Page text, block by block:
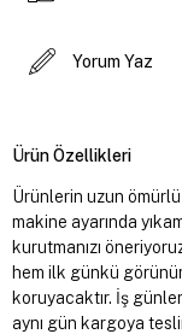
Yorum Yaz
Ürün Özellikleri
Ürünlerin uzun
makine ayarında
kurutmanızı
hem ilk günkü
koruyacaktır. İş
aynı gün kargoya